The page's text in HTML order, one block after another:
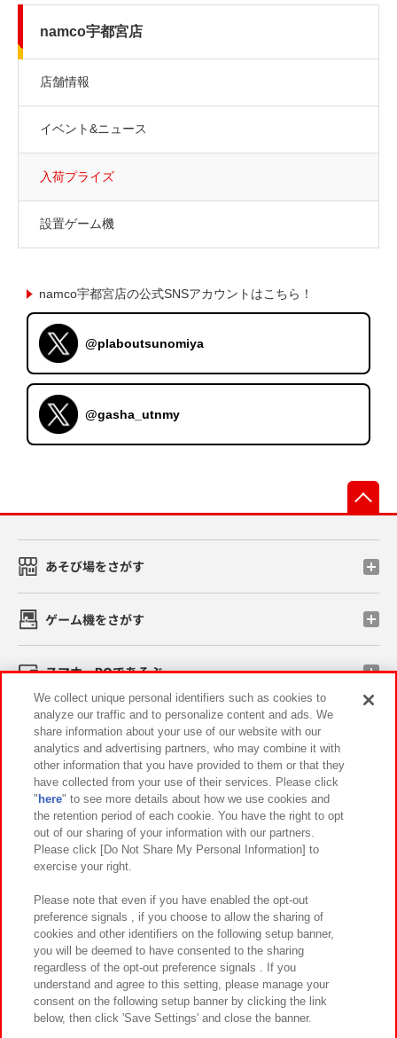
namco宇都宮店
店舗情報
イベント&ニュース
入荷プライズ
設置ゲーム機
namco宇都宮店の公式SNSアカウントはこちら！
@plaboutsunomiya
@gasha_utnmy
あそび場をさがす
ゲーム機をさがす
スマホ・PCであそぶ
イベント・キャンペーン
関連会社 サステナビリティ サイトポリシー
プライバシーポリシー ウェブアクセシビリティ方針と検証結果
お取引先さまとともに
カスタマーハラスメント対応方針 よくあるご質問・お問い合わせ
©Bandai Namco Amusement Inc.
We collect unique personal identifiers such as cookies to
analyze our traffic and to personalize content and ads. We
share information about your use of our website with our
analytics and advertising partners, who may combine it with
other information that you have provided to them or that they
have collected from your use of their services. Please click
" here" to see more details about how we use cookies and
the retention period of each cookie. You have the right to opt
out of our sharing of your information with our partners.
Please click [Do Not Share My Personal Information] to
exercise your right.
Please note that even if you have enabled the opt-out
preference signals , if you choose to allow the sharing of
cookies and other identifiers on the following setup banner,
you will be deemed to have consented to the sharing
regardless of the opt-out preference signals . If you
understand and agree to this setting, please manage your
consent on the following setup banner by clicking the link
below, then click 'Save Settings' and close the banner.